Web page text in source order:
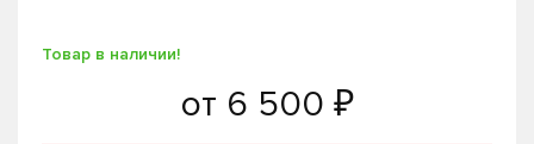
Товар в наличии!
от 6 500 ₽